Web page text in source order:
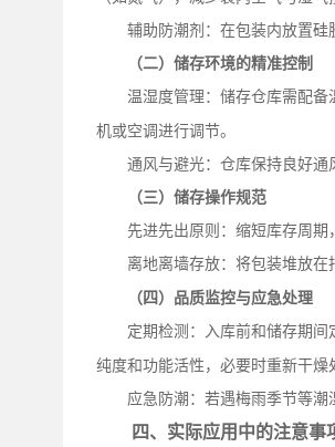
辅助防潮剂：在包装内放置硅
（二）储存环境的精准控制
温湿度管理：储存仓库需配
机或空调进行调节。
通风与避光：仓库保持良好通
（三）储存操作规范
先进先出原则：缩短库存周期
离地离墙存放：将包装堆放在
（四）品质监控与应急处理
定期检测：入库前和储存期
纯度和功能活性，必要时重新干燥
应急防潮：若遇梅雨季节等潮
四、实际应用中的注意事